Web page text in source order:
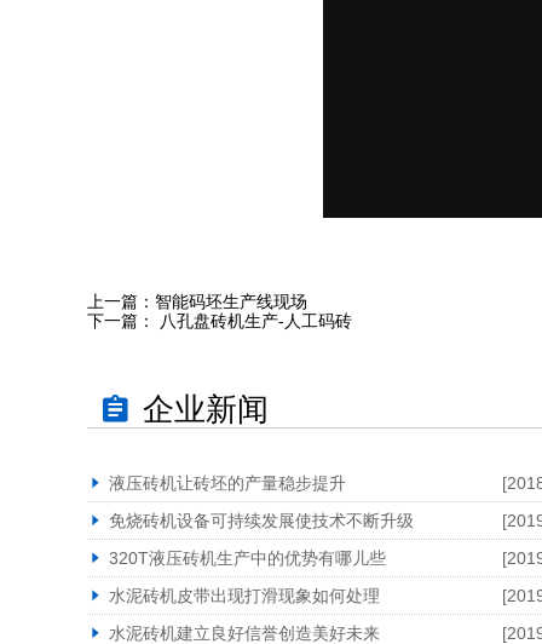
上一篇： 智能码坯生产线现场
下一篇：
八孔盘砖机生产-人工码砖
企业新闻
液压砖机让砖坯的产量稳步提升
免烧砖机设备可持续发展使技术不断升级
320T液压砖机生产中的优势有哪儿些
水泥砖机皮带出现打滑现象如何处理
水泥砖机建立良好信誉创造美好未来